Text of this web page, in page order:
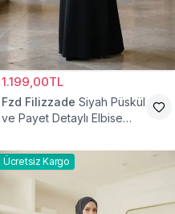
1.199,00TL
Fzd Filizzade Siyah Püskül
ve Payet Detaylı Elbise
Ücretsiz Kargo